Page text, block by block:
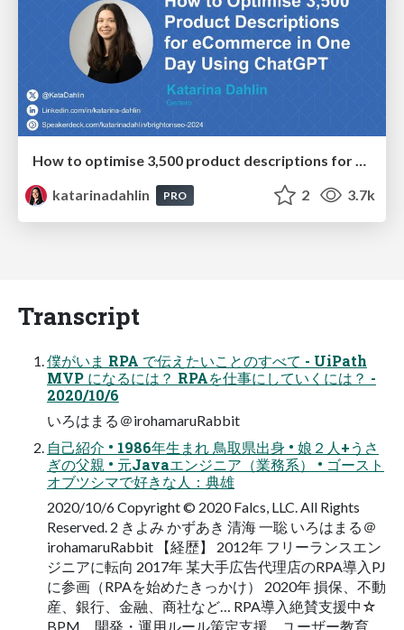
katarinadahlin
PRO 2 3.7k
Transcript
僕がいま RPA で伝えたいことのすべて - UiPath
MVP になるには？ RPAを仕事にしていくには？ -
2020/10/6
いろはまる＠irohamaruRabbit
自己紹介 • 1986年生まれ 鳥取県出身 • 娘２人+うさ
ぎの父親 • 元Javaエンジニア（業務系） • ゴースト
オブツシマで好きな人：典雄
2020/10/6 Copyright © 2020 Falcs, LLC. All Rights
Reserved. 2 きよみ かずあき 清海 一聡 いろはまる＠
irohamaruRabbit 【経歴】 2012年 フリーランスエン
ジニアに転向 2017年 某大手広告代理店のRPA導入PJ
に参画（RPAを始めたきっかけ） 2020年 損保、不動
産、銀行、金融、商社など… RPA導入絶賛支援中☆
BPM、開発・運用ルール策定支援、ユーザー教育、